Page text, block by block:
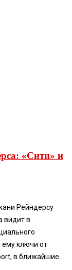
«Сити» и
Рейндерсу
видит в
ему ключи от
в ближайшие...